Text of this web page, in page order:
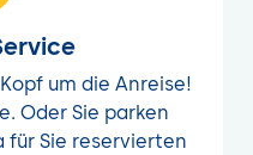
um die Anreise!
Oder Sie parken
Sie reservierten